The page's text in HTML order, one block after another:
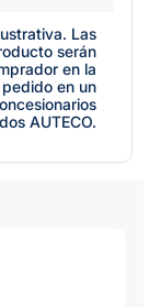
Las
serán
en la
en un
AUTECO.